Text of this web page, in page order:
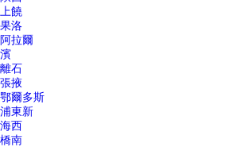
上饒
果洛
阿拉爾
濱
離石
張掖
鄂爾多斯
浦東新
海西
橋南